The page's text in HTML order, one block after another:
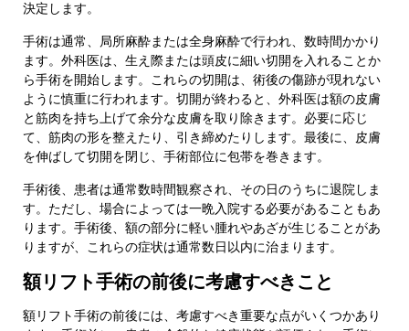
決定します。
手術は通常、局所麻酔または全身麻酔で行われ、数時間かかり
ます。外科医は、生え際または頭皮に細い切開を入れることか
ら手術を開始します。これらの切開は、術後の傷跡が現れない
ように慎重に行われます。切開が終わると、外科医は額の皮膚
と筋肉を持ち上げて余分な皮膚を取り除きます。必要に応じ
て、筋肉の形を整えたり、引き締めたりします。最後に、皮膚
を伸ばして切開を閉じ、手術部位に包帯を巻きます。
手術後、患者は通常数時間観察され、その日のうちに退院しま
す。ただし、場合によっては一晩入院する必要があることもあ
ります。手術後、額の部分に軽い腫れやあざが生じることがあ
りますが、これらの症状は通常数日以内に治まります。
額リフト手術の前後に考慮すべきこと
額リフト手術の前後には、考慮すべき重要な点がいくつかあり